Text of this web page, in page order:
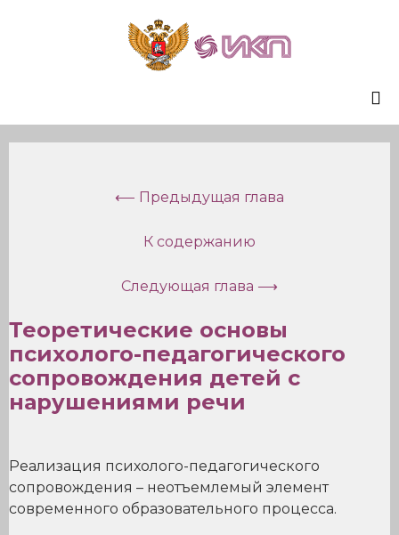
⟵ Предыдущая глава
К содержанию
Следующая глава ⟶
Теоретические основы
психолого-педагогического
сопровождения детей с
нарушениями речи
Реализация психолого-педагогического
сопровождения – неотъемлемый элемент
современного образовательного процесса.